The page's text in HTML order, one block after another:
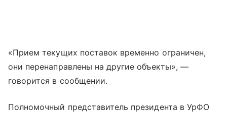
«Прием текущих поставок временно ограничен,
они перенаправлены на другие объекты», —
говорится в сообщении.
Полномочный представитель президента в УрФО